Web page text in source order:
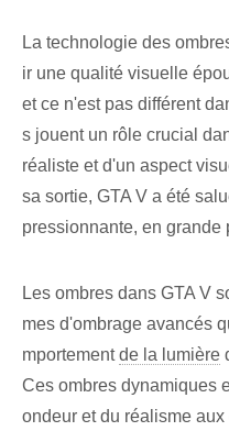
La technologie des
ir une qualité visuelle
et ce n'est pas différent
s jouent un rôle crucial
réaliste et d'un aspect
sa sortie, GTA V a été
pressionnante, en grande
Les ombres dans GTA V
mes d'ombrage avancés
mportementde la lumière
Ces ombres dynamiques
ondeur et du réalisme